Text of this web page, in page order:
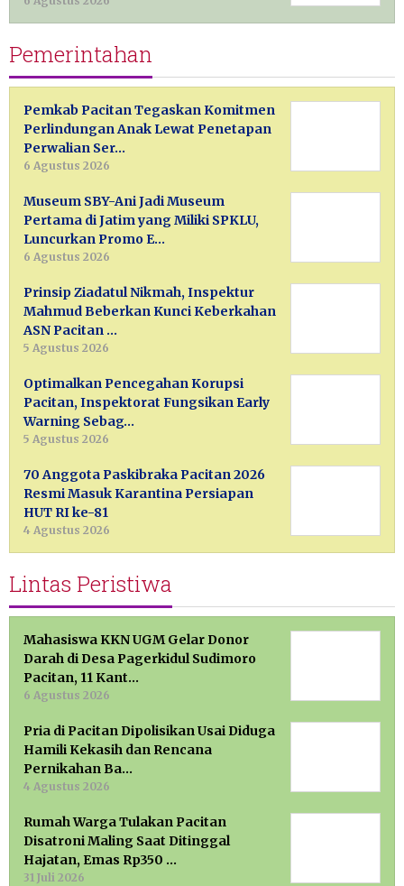
Pemerintahan
Pemkab Pacitan Tegaskan Komitmen
Perlindungan Anak Lewat Penetapan
Perwalian Ser…
6 Agustus 2026
Museum SBY-Ani Jadi Museum
Pertama di Jatim yang Miliki SPKLU,
Luncurkan Promo E…
6 Agustus 2026
Prinsip Ziadatul Nikmah, Inspektur
Mahmud Beberkan Kunci Keberkahan
ASN Pacitan …
5 Agustus 2026
Optimalkan Pencegahan Korupsi
Pacitan, Inspektorat Fungsikan Early
Warning Sebag…
5 Agustus 2026
70 Anggota Paskibraka Pacitan 2026
Resmi Masuk Karantina Persiapan
HUT RI ke-81
4 Agustus 2026
Lintas Peristiwa
Mahasiswa KKN UGM Gelar Donor
Darah di Desa Pagerkidul Sudimoro
Pacitan, 11 Kant…
6 Agustus 2026
Pria di Pacitan Dipolisikan Usai Diduga
Hamili Kekasih dan Rencana
Pernikahan Ba…
4 Agustus 2026
Rumah Warga Tulakan Pacitan
Disatroni Maling Saat Ditinggal
Hajatan, Emas Rp350 …
31 Juli 2026